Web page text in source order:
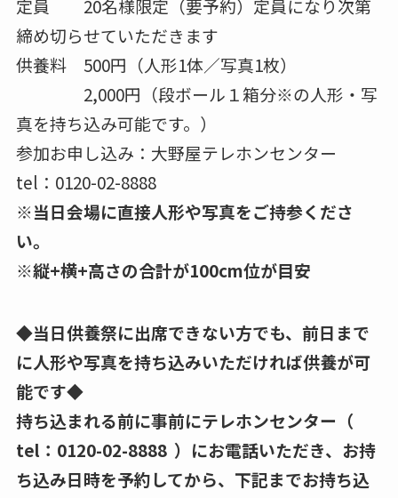
定員 20名様限定（要予約）定員になり次第
締め切らせていただきます
供養料 500円（人形1体／写真1枚）
2,000円（段ボール１箱分※の人形・写
真を持ち込み可能です。）
参加お申し込み：大野屋テレホンセンター
tel：0120-02-8888
※当日会場に直接人形や写真をご持参くださ
い。
※縦+横+高さの合計が100cm位が目安
◆当日供養祭に出席できない方でも、前日まで
に人形や写真を持ち込みいただければ供養が可
能です◆
持ち込まれる前に事前にテレホンセンター（
tel：0120-02-8888 ）にお電話いただき、お持
ち込み日時を予約してから、下記までお持ち込